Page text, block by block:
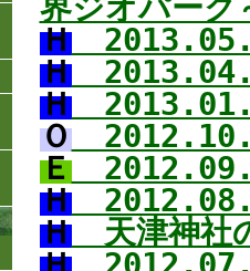
界ジオパーク
Ｈ
Ｈ
Ｈ
Ｏ
Ｅ
Ｈ
Ｈ天津神社